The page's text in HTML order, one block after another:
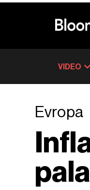
VIDEO
Evropa